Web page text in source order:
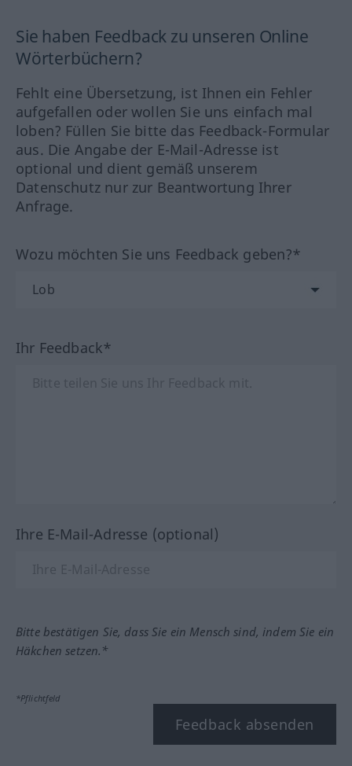
Sie haben Feedback zu unseren Online
Wörterbüchern?
Fehlt eine Übersetzung, ist Ihnen ein Fehler
aufgefallen oder wollen Sie uns einfach mal
loben? Füllen Sie bitte das Feedback-Formular
aus. Die Angabe der E-Mail-Adresse ist
optional und dient gemäß unserem
Datenschutz nur zur Beantwortung Ihrer
Anfrage.
Wozu möchten Sie uns Feedback geben?*
Ihr Feedback*
Ihre E-Mail-Adresse (optional)
Bitte bestätigen Sie, dass Sie ein Mensch sind, indem Sie ein
Häkchen setzen.*
*Pflichtfeld
Feedback absenden